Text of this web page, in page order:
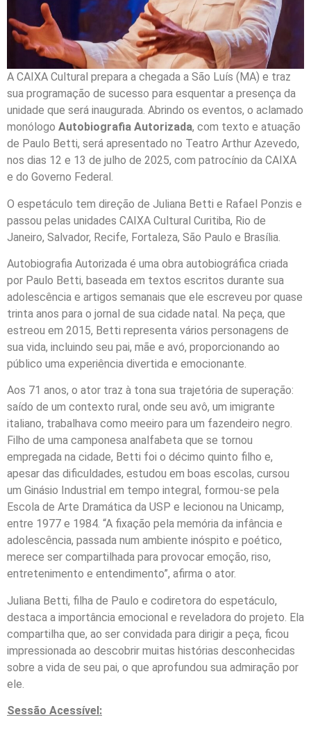
A CAIXA Cultural prepara a chegada a São Luís (MA) e traz
sua programação de sucesso para esquentar a presença da
unidade que será inaugurada. Abrindo os eventos, o aclamado
monólogo Autobiografia Autorizada, com texto e atuação
de Paulo Betti, será apresentado no Teatro Arthur Azevedo,
nos dias 12 e 13 de julho de 2025, com patrocínio da CAIXA
e do Governo Federal.
O espetáculo tem direção de Juliana Betti e Rafael Ponzis e
passou pelas unidades CAIXA Cultural Curitiba, Rio de
Janeiro, Salvador, Recife, Fortaleza, São Paulo e Brasília.
Autobiografia Autorizada é uma obra autobiográfica criada
por Paulo Betti, baseada em textos escritos durante sua
adolescência e artigos semanais que ele escreveu por quase
trinta anos para o jornal de sua cidade natal. Na peça, que
estreou em 2015, Betti representa vários personagens de
sua vida, incluindo seu pai, mãe e avó, proporcionando ao
público uma experiência divertida e emocionante.
Aos 71 anos, o ator traz à tona sua trajetória de superação:
saído de um contexto rural, onde seu avô, um imigrante
italiano, trabalhava como meeiro para um fazendeiro negro.
Filho de uma camponesa analfabeta que se tornou
empregada na cidade, Betti foi o décimo quinto filho e,
apesar das dificuldades, estudou em boas escolas, cursou
um Ginásio Industrial em tempo integral, formou-se pela
Escola de Arte Dramática da USP e lecionou na Unicamp,
entre 1977 e 1984. “A fixação pela memória da infância e
adolescência, passada num ambiente inóspito e poético,
merece ser compartilhada para provocar emoção, riso,
entretenimento e entendimento”, afirma o ator.
Juliana Betti, filha de Paulo e codiretora do espetáculo,
destaca a importância emocional e reveladora do projeto. Ela
compartilha que, ao ser convidada para dirigir a peça, ficou
impressionada ao descobrir muitas histórias desconhecidas
sobre a vida de seu pai, o que aprofundou sua admiração por
ele.
Sessão Acessível: